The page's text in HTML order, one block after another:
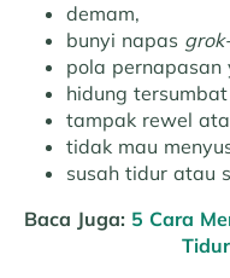
demam,
bunyi napas
pola
hidung
tampak rewel
tidak mau
susah tidur atau
Baca Juga: 5 Cara